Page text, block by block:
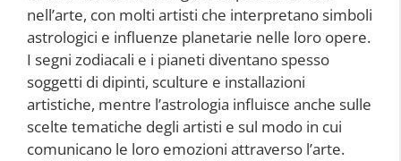
nell’arte, con molti artisti che interpretano simboli
astrologici e influenze planetarie nelle loro opere.
I segni zodiacali e i pianeti diventano spesso
soggetti di dipinti, sculture e installazioni
artistiche, mentre l’astrologia influisce anche sulle
scelte tematiche degli artisti e sul modo in cui
comunicano le loro emozioni attraverso l’arte.